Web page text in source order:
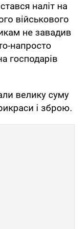
стався наліт на
військового
не завадив
напросто
господарів
велику суму
і зброю.